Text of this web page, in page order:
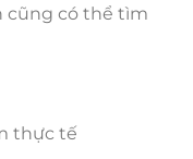
cũng có thể tìm
thực tế